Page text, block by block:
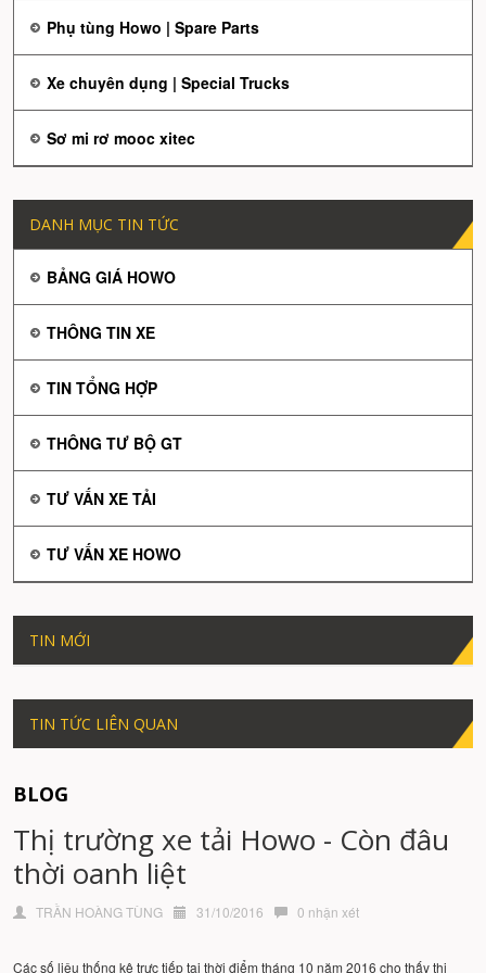
Phụ tùng Howo | Spare Parts
Xe chuyên dụng | Special Trucks
Sơ mi rơ mooc xitec
DANH MỤC TIN TỨC
BẢNG GIÁ HOWO
THÔNG TIN XE
TIN TỔNG HỢP
THÔNG TƯ BỘ GT
TƯ VẤN XE TẢI
TƯ VẤN XE HOWO
TIN MỚI
TIN TỨC LIÊN QUAN
BLOG
Thị trường xe tải Howo - Còn đâu
thời oanh liệt
TRẦN HOÀNG TÙNG 31/10/2016 0 nhận xét
Các số liệu thống kê trực tiếp tại thời điểm tháng 10 năm 2016 cho thấy thị